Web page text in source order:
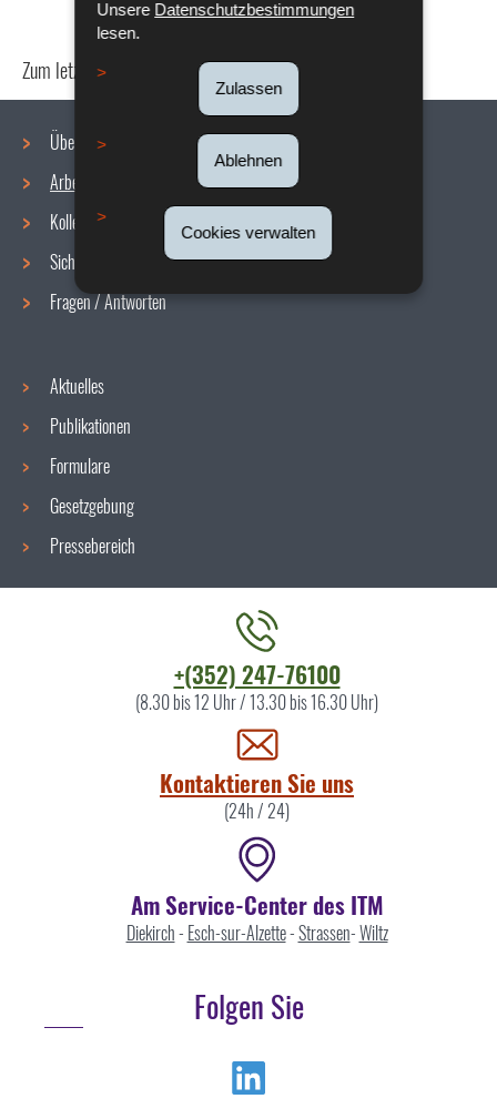
Unsere Datenschutzbestimmungen
lesen.
Zulassen
Ablehnen
Cookies verwalten
Zum letzten Mal aktualisiert am18/12/2019
Navigationsmenü
Über uns
Arbeitsbedingungen
Kollektive Vereinbarungen
Sicherheit/Gesundheit am Arbeitsplatz
Fragen / Antworten
Aktuelles
Publikationen
Formulare
Gesetzgebung
Pressebereich
+(352) 247-76100
(8.30 bis 12 Uhr / 13.30 bis 16.30 Uhr)
Kontaktieren Sie uns
(24h / 24)
Am Service-Center des ITM
Diekirch- Esch-sur-Alzette-Strassen-Wiltz
Folgen Sie